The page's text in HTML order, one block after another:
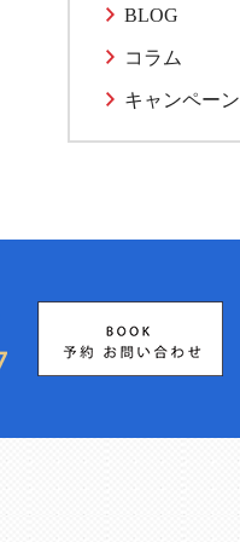
BLOG
コラム
キャンペーン